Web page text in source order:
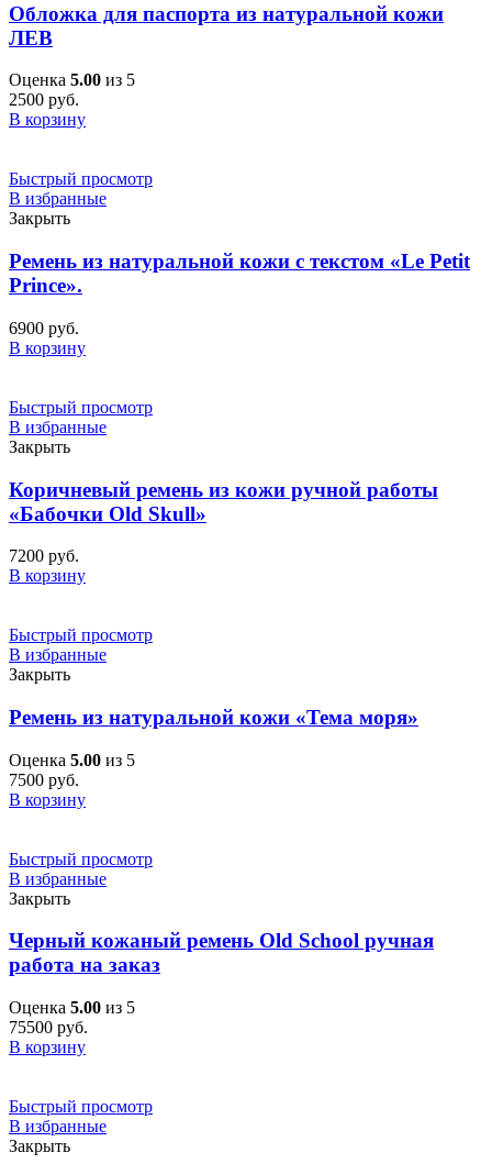
Обложка для паспорта из натуральной кожи
ЛЕВ
Оценка 5.00 из 5
2500 руб.
В корзину
Быстрый просмотр
В избранные
Закрыть
Ремень из натуральной кожи с текстом «Le Petit
Prince».
6900 руб.
В корзину
Быстрый просмотр
В избранные
Закрыть
Коричневый ремень из кожи ручной работы
«Бабочки Old Skull»
7200 руб.
В корзину
Быстрый просмотр
В избранные
Закрыть
Ремень из натуральной кожи «Тема моря»
Оценка 5.00 из 5
7500 руб.
В корзину
Быстрый просмотр
В избранные
Закрыть
Черный кожаный ремень Old School ручная
работа на заказ
Оценка 5.00 из 5
75500 руб.
В корзину
Быстрый просмотр
В избранные
Закрыть